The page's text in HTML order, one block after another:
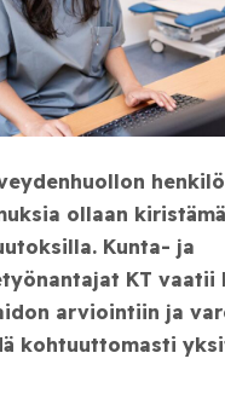
ollaan
Kunta- ja
KT vaatii
arviointiin ja
kohtuuttomasti